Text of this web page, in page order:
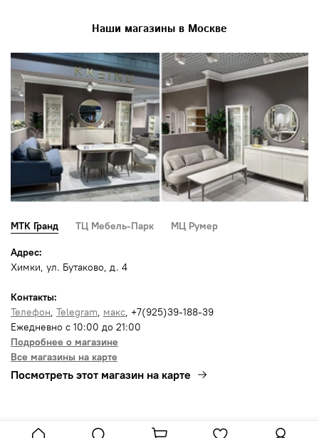
Наши магазины в Москве
МТК Гранд ТЦ Мебель-Парк МЦ Румер
Адрес:
Химки, ул. Бутаково, д. 4
Контакты:
Телефон, Telegram, макс, +7(925)39-188-39
Ежедневно с 10:00 до 21:00
Подробнее о магазине
Все магазины на карте
Посмотреть этот магазин на карте